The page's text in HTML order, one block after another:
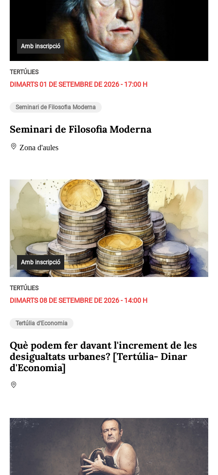
Amb inscripció
TERTÚLIES
DIMARTS 01 DE SETEMBRE DE 2026 - 17:00 H
Seminari de Filosofia Moderna
Seminari de Filosofia Moderna
Zona d'aules
Amb inscripció
TERTÚLIES
DIMARTS 08 DE SETEMBRE DE 2026 - 14:00 H
Tertúlia d'Economia
Què podem fer davant l'increment de les
desigualtats urbanes? [Tertúlia- Dinar
d'Economia]